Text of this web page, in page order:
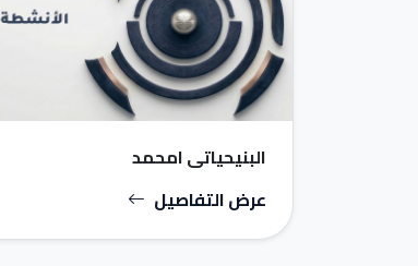
البنيحياتي امحمد
عرض التفاصيل